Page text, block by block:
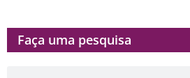
Faça uma pesquisa​​